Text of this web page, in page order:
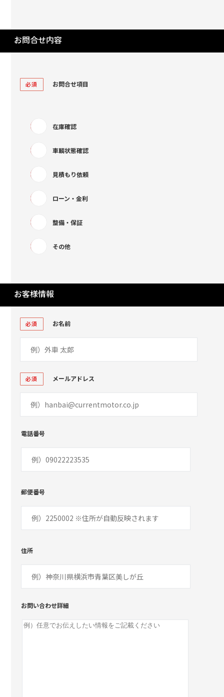
お問合せ内容
必須 お問合せ項目
在庫確認
車輌状態確認
見積もり依頼
ローン・金利
整備・保証
その他
お客様情報
必須 お名前
必須 メールアドレス
電話番号
郵便番号
住所
お問い合わせ詳細